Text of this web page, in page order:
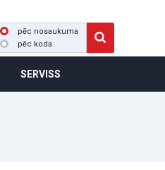
pēc nosaukuma
pēc koda
SERVISS